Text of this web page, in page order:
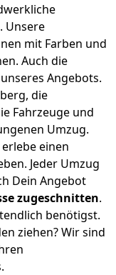
Unsere
mit Farben und
Auch die
Angebots.
, die
Fahrzeuge und
Umzug.
einen
Jeder Umzug
Dein Angebot
zugeschnitten.
benötigst.
ziehen? Wir sind